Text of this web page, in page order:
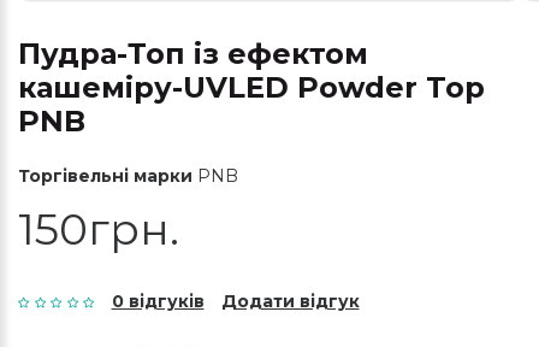
Пудра-Топ із ефектом
кашеміру-UVLED Powder Top
PNB
Торгівельні марки PNB
150грн.
0 відгуків Додати відгук